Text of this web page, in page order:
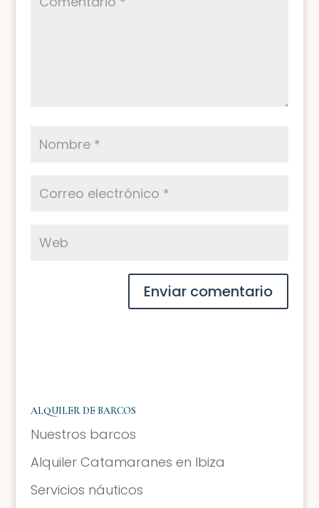
ALQUILER DE BARCOS
Nuestros barcos
Alquiler Catamaranes en Ibiza
Servicios náuticos